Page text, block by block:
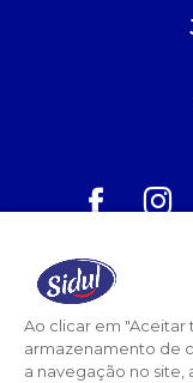
Ao clicar em
armazenamento de
a navegação no site,